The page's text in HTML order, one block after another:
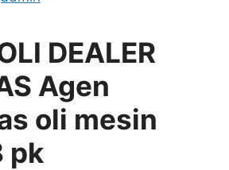
DEALER
Agen
oli mesin
pk